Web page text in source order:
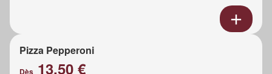
Pizza Pepperoni
Dès 13.50 €